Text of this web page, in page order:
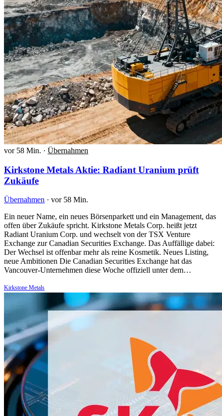
vor 58 Min. · Übernahmen
Kirkstone Metals Aktie: Radiant Uranium prüft
Zukäufe
Übernahmen · vor 58 Min.
Ein neuer Name, ein neues Börsenparkett und ein Management, das
offen über Zukäufe spricht. Kirkstone Metals Corp. heißt jetzt
Radiant Uranium Corp. und wechselt von der TSX Venture
Exchange zur Canadian Securities Exchange. Das Auffällige dabei:
Der Wechsel ist offenbar mehr als reine Kosmetik. Neues Listing,
neue Ambitionen Die Canadian Securities Exchange hat das
Vancouver-Unternehmen diese Woche offiziell unter dem…
Kirkstone Metals